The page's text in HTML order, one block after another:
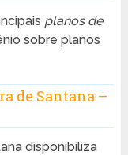
planos de
sobre planos
de Santana –
disponibiliza